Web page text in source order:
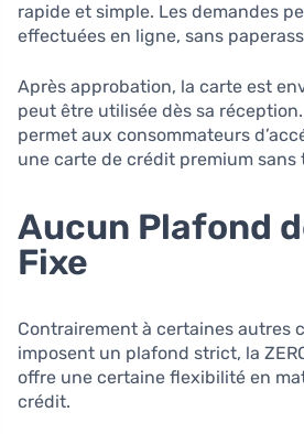
rapide et simple. Les demandes
effectuées en ligne, sans
Après approbation, la carte est
peut être utilisée dès sa
permet aux consommateurs
une carte de crédit premium sans
Aucun Plafond
Fixe
Contrairement à certaines autres
imposent un plafond strict, la
offre une certaine flexibilité en
crédit.